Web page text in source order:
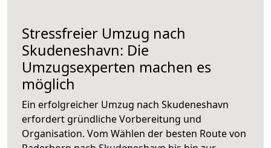
Stressfreier Umzug nach
Skudeneshavn: Die
Umzugsexperten machen es
möglich
Ein erfolgreicher Umzug nach Skudeneshavn
erfordert gründliche Vorbereitung und
Organisation. Vom Wählen der besten Route von